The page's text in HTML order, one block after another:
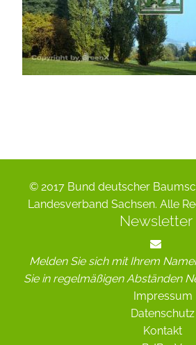
© 2017 Bund deutscher
Landesverband Sachsen. Alle
Newsletter
Melden Sie sich mit Ihrem
Sie in regelmäßigen Abständen
Impressum
Datenschutz
Kontakt